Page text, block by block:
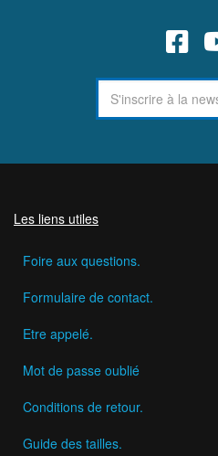
Les liens utiles
Foire aux questions.
Formulaire de contact.
Etre appelé.
Mot de passe oublié
Conditions de retour.
Guide des tailles.